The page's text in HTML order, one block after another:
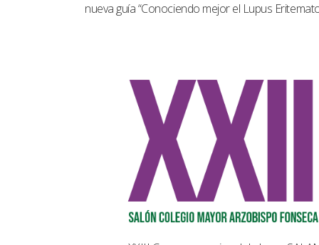
nueva guía “Conociendo mejor el Lupus